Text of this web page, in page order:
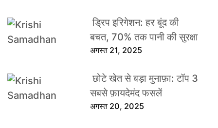
ड्रिप इरिगेशन: हर बूंद की
बचत, 70% तक पानी की सुरक्षा
अगस्त 21, 2025
छोटे खेत से बड़ा मुनाफ़ा: टॉप 3
सबसे फ़ायदेमंद फसलें
अगस्त 20, 2025